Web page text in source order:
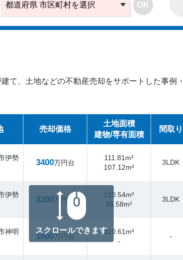
都道府県 市区町村を選択 OK
て、土地などの不動産売却をサポートした事例
スクロールできます
売却価格
土地面積
建物/専有面積
間取り
伊勢
3400万円台
111.81m²
107.12m²
3LDK
伊勢
3200万円台
120.54m²
95.58m²
3LDK
神明
1600万円台
110.61m²
-
-